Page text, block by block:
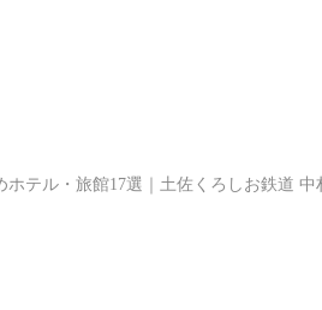
ホテル・旅館17選｜土佐くろしお鉄道 中